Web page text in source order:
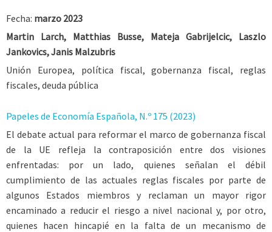
Fecha: marzo 2023
Martin Larch, Matthias Busse, Mateja Gabrijelcic, Laszlo
Jankovics, Janis Malzubris
Unión Europea, política fiscal, gobernanza fiscal, reglas
fiscales, deuda pública
Papeles de Economía Española, N.º 175 (2023)
El debate actual para reformar el marco de gobernanza fiscal
de la UE refleja la contraposición entre dos visiones
enfrentadas: por un lado, quienes señalan el débil
cumplimiento de las actuales reglas fiscales por parte de
algunos Estados miembros y reclaman un mayor rigor
encaminado a reducir el riesgo a nivel nacional y, por otro,
quienes hacen hincapié en la falta de un mecanismo de